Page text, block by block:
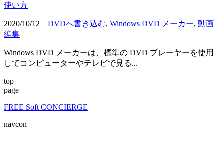
使い方
2020/10/12 DVDへ書き込む, Windows DVD メーカー, 動画
編集
Windows DVD メーカーは、標準の DVD プレーヤーを使用
してコンピューターやテレビで見る...
top
page
FREE Soft CONCIERGE
navcon